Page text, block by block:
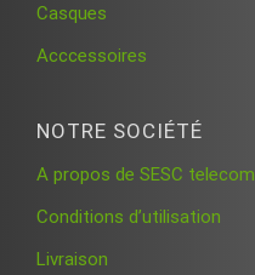
Casques
Acccessoires
NOTRE SOCIÉTÉ
A propos de SESC telecom
Conditions d’utilisation
Livraison